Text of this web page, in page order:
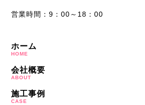
営業時間：9：00～18：00
ホーム
HOME
会社概要
ABOUT
施工事例
CASE